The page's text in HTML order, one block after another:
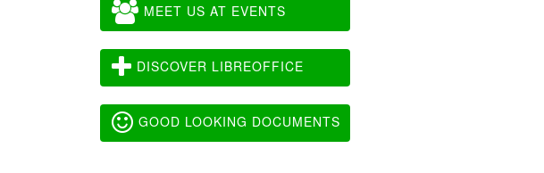
MEET US AT EVENTS
DISCOVER LIBREOFFICE
GOOD LOOKING DOCUMENTS